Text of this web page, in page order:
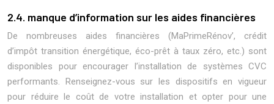
2.4. manque d’information sur les aides financières
De nombreuses aides financières (MaPrimeRénov’, crédit
d’impôt transition énergétique, éco-prêt à taux zéro, etc.) sont
disponibles pour encourager l’installation de systèmes CVC
performants. Renseignez-vous sur les dispositifs en vigueur
pour réduire le coût de votre installation et opter pour une